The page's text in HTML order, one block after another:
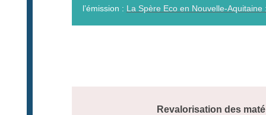
l’émission : La Spère Eco en Nouvelle-
Revalorisation des